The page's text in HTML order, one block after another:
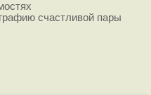
счастливой пары